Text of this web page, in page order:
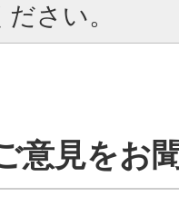
さい。
意見をお